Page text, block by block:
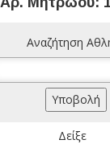
Αναζήτηση
Δείξε